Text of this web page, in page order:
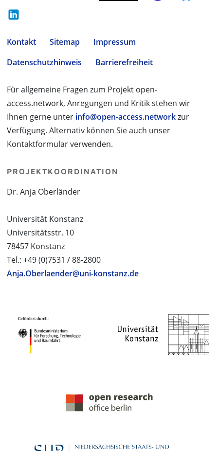
Kontakt Sitemap
Impressum
Datenschutzhinweis
Barrierefreiheit
Für allgemeine Fragen zum Projekt open-
access.network, Anregungen und Kritik stehen wir
Ihnen gerne unter info@open-access.networkzur
Verfügung. Alternativ können Sie auch unser
Kontaktformular verwenden.
PROJEKTKOORDINATION
Dr. Anja Oberländer
Universität Konstanz
Universitätsstr. 10
78457 Konstanz
Tel.: +49 (0)7531 / 88-2800
Anja.Oberlaender@uni-konstanz.de